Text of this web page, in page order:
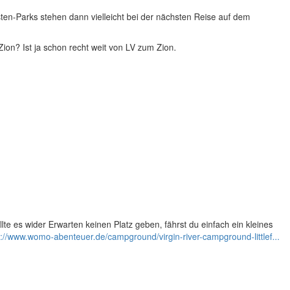
Parks stehen dann vielleicht bei der nächsten Reise auf dem
Ist ja schon recht weit von LV zum Zion.
es wider Erwarten keinen Platz geben, fährst du einfach ein kleines
www.womo-abenteuer.de/campground/virgin-river-campground-littlef...